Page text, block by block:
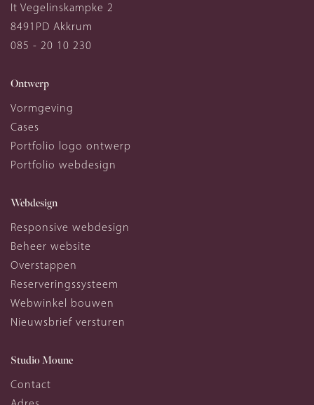
It Vegelinskampke 2
8491PD Akkrum
085 - 20 10 230
Ontwerp
Vormgeving
Cases
Portfolio logo ontwerp
Portfolio webdesign
Webdesign
Responsive webdesign
Beheer website
Overstappen
Reserveringssysteem
Webwinkel bouwen
Nieuwsbrief versturen
Studio Moune
Contact